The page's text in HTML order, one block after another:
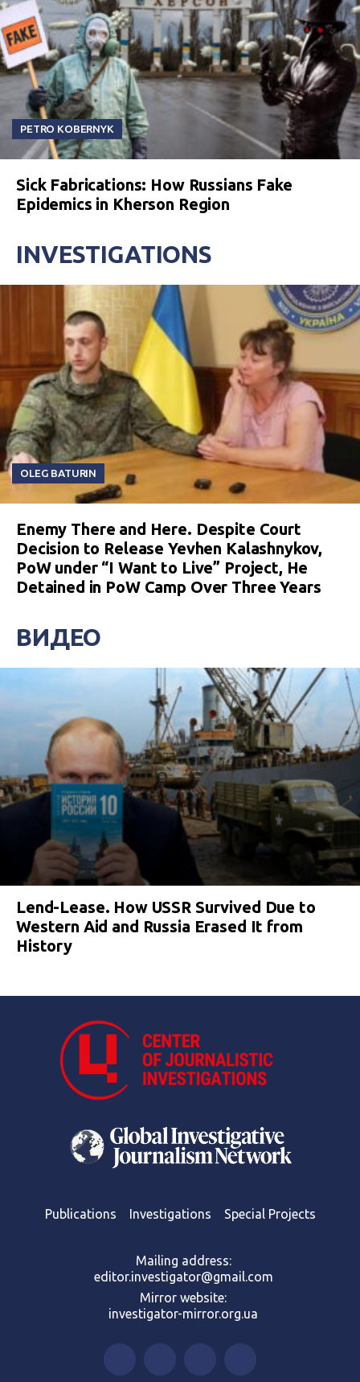
PETRO KOBERNYK
Sick Fabrications: How Russians Fake
Epidemics in Kherson Region
INVESTIGATIONS
OLEG BATURIN
Enemy There and Here. Despite Court
Decision to Release Yevhen Kalashnykov,
PoW under “I Want to Live” Project, He
Detained in PoW Camp Over Three Years
ВИДЕО
Lend-Lease. How USSR Survived Due to
Western Aid and Russia Erased It from
History
Publications Investigations Special Projects
Mailing address:
editor.investigator@gmail.com
Mirror website:
investigator-mirror.org.ua